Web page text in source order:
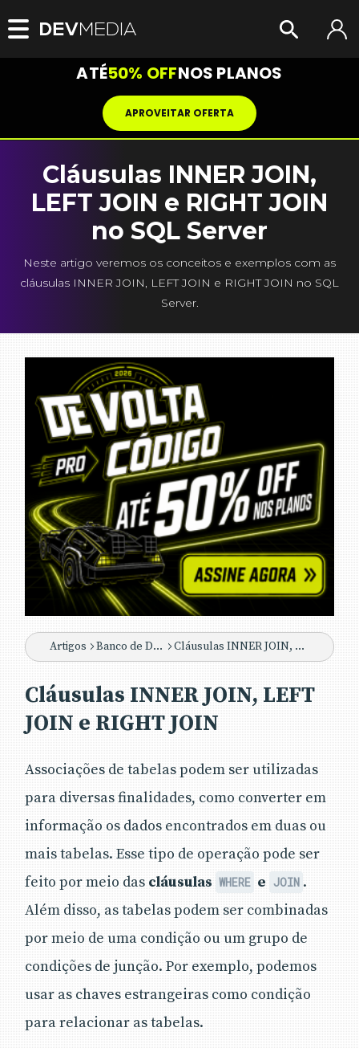
ATÉ50% OFFNOS PLANOS
APROVEITAR OFERTA
Cláusulas INNER JOIN,
LEFT JOIN e RIGHT JOIN
no SQL Server
Neste artigo veremos os conceitos e exemplos com as
cláusulas INNER JOIN, LEFT JOIN e RIGHT JOIN no SQL
Server.
Artigos Banco de Dados Cláusulas INNER JOIN, LEFT JOIN e RIGHT JOIN no SQL Server
Cláusulas INNER JOIN, LEFT
JOIN e RIGHT JOIN
Associações de tabelas podem ser utilizadas
para diversas finalidades, como converter em
informação os dados encontrados em duas ou
mais tabelas. Esse tipo de operação pode ser
feito por meio das cláusulas WHERE e JOIN .
Além disso, as tabelas podem ser combinadas
por meio de uma condição ou um grupo de
condições de junção. Por exemplo, podemos
usar as chaves estrangeiras como condição
para relacionar as tabelas.